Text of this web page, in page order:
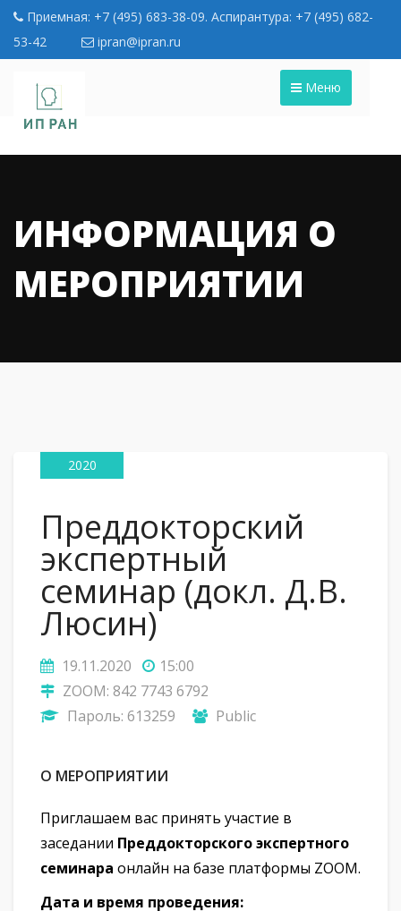
Приемная: +7 (495) 683-38-09. Аспирантура: +7 (495) 682-
53-42
ipran@ipran.ru
Меню
ИНФОРМАЦИЯ О
МЕРОПРИЯТИИ
2020
Преддокторский
экспертный
семинар (докл. Д.В.
Люсин)
19.11.2020
15:00
ZOOM: 842 7743 6792
Пароль: 613259
Public
О МЕРОПРИЯТИИ
Приглашаем вас принять участие в
заседании Преддокторского экспертного
семинара онлайн на базе платформы ZOOM.
Дата и время проведения: